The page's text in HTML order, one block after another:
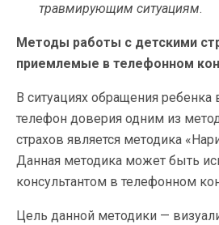
травмирующим ситуациям.
Методы работы с детскими
приемлемые в телефонном
В ситуациях обращения ребенка
телефон доверия одним из
страхов является методика
Данная методика может быть
консультантом в телефонном
Цель данной методики —